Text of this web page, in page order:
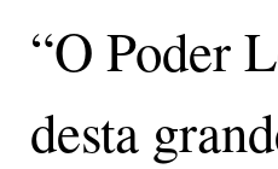
“O Poder
desta